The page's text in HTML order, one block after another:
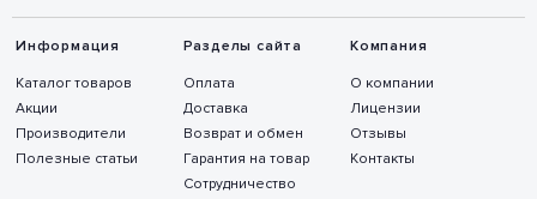
Информация
Каталог товаров
Акции
Производители
Полезные статьи
Разделы сайта
Оплата
Доставка
Возврат и обмен
Гарантия на товар
Сотрудничество
Компания
О компании
Лицензии
Отзывы
Контакты